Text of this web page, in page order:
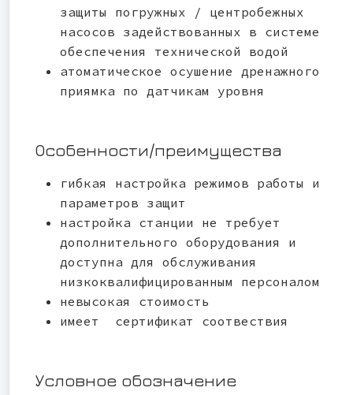
защиты погружных / центробежных
насосов задействованных в системе
обеспечения технической водой
атоматическое осушение дренажного
приямка по датчикам уровня
Особенности/преимущества
гибкая настройка режимов работы и
параметров защит
настройка станции не требует
дополнительного оборудования и
доступна для обслуживания
низкоквалифицированным персоналом
невысокая стоимость
имеет сертификат соотвествия
Условное обозначение